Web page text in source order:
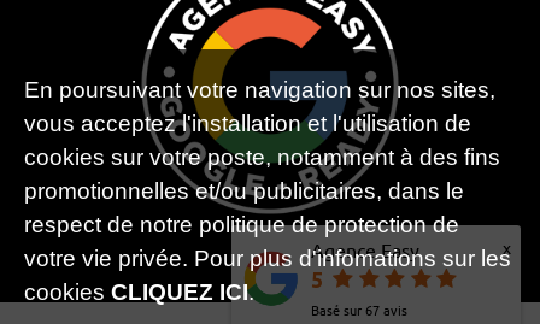
Agence Easy
5
Basé sur 67avis
x
En poursuivant votre navigation sur nos sites,
vous acceptez l'installation et l'utilisation de
cookies sur votre poste, notamment à des fins
promotionnelles et/ou publicitaires, dans le
respect de notre politique de protection de
votre vie privée. Pour plus d'infomations sur les
cookies CLIQUEZ ICI.